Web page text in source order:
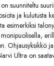
suunniteltu
ja kulutusta
esimerkiksi
Ohjausyksikkö
Ultra on